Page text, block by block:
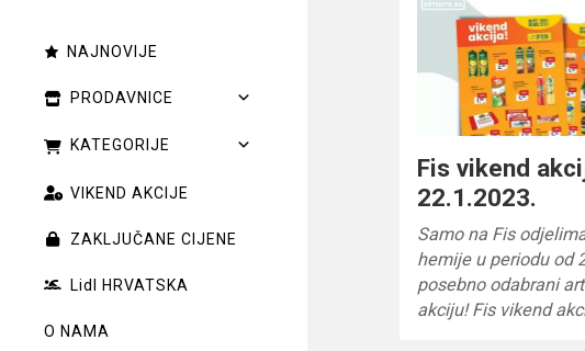
NAJNOVIJE
PRODAVNICE
KATEGORIJE
VIKEND AKCIJE
ZAKLJUČANE CIJENE
Lidl HRVATSKA
O NAMA
Fis vikend
22.1.2023.
Samo na Fis
hemije u periodu od
posebno odabrani
akciju! Fis vikend